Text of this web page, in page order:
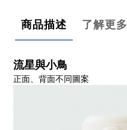
商品描述 了解更多
流星與小鳥
正面、背面不同圖案